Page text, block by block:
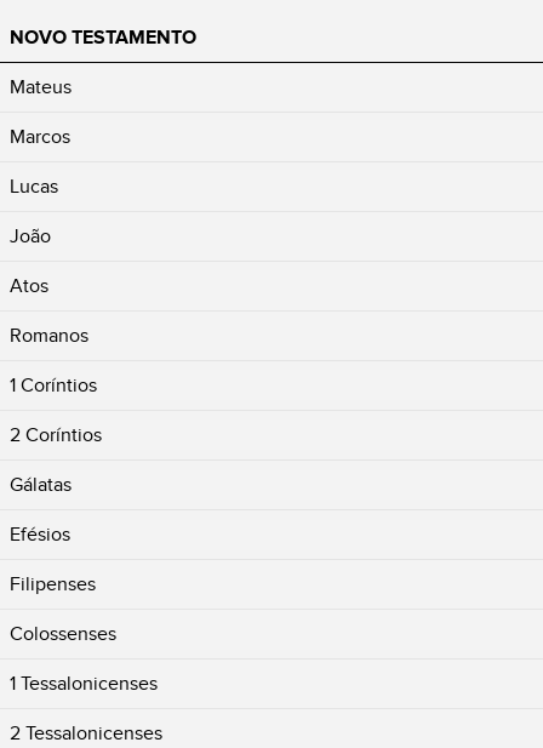
NOVO TESTAMENTO
Mateus
Marcos
Lucas
João
Atos
Romanos
1 Coríntios
2 Coríntios
Gálatas
Efésios
Filipenses
Colossenses
1 Tessalonicenses
2 Tessalonicenses